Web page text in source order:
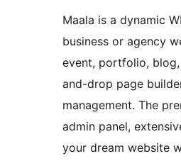
Maala is a dynamic
business or agency
event, portfolio, blog,
and-drop page
management. The
admin panel,
your dream website